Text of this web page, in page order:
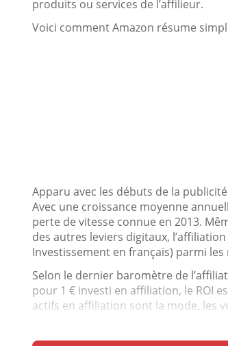
produits ou services de l’affilieur.
Voici comment Amazon résume
Apparu avec les débuts de la
Avec une croissance moyenne
perte de vitesse connue en 2013.
des autres leviers digitaux,
Investissement en français) parmi les
Selon le dernier baromètre de
pour 1 € investi en affiliation, le ROI
actifs en affiliation sont la mode, les